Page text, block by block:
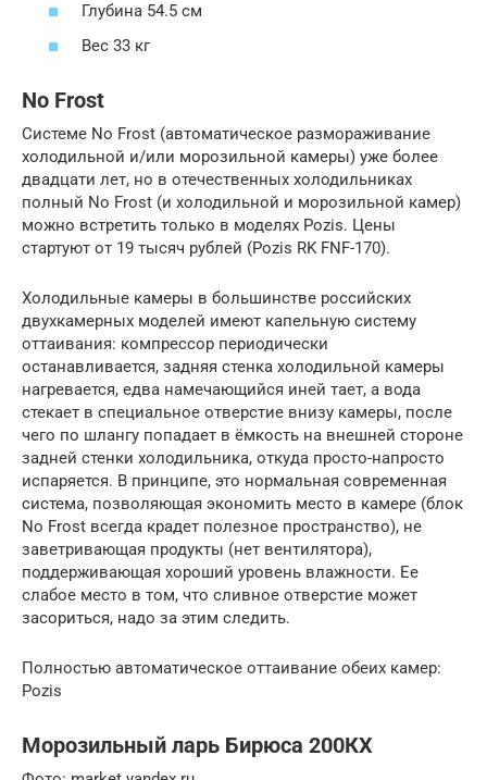
Глубина 54.5 см
Вес 33 кг
No Frost
Системе No Frost (автоматическое размораживание
холодильной и/или морозильной камеры) уже более
двадцати лет, но в отечественных холодильниках
полный No Frost (и холодильной и морозильной камер)
можно встретить только в моделях Pozis. Цены
стартуют от 19 тысяч рублей (Pozis RK FNF-170).
Холодильные камеры в большинстве российских
двухкамерных моделей имеют капельную систему
оттаивания: компрессор периодически
останавливается, задняя стенка холодильной камеры
нагревается, едва намечающийся иней тает, а вода
стекает в специальное отверстие внизу камеры, после
чего по шлангу попадает в ёмкость на внешней стороне
задней стенки холодильника, откуда просто-напросто
испаряется. В принципе, это нормальная современная
система, позволяющая экономить место в камере (блок
No Frost всегда крадет полезное пространство), не
заветривающая продукты (нет вентилятора),
поддерживающая хороший уровень влажности. Ее
слабое место в том, что сливное отверстие может
засориться, надо за этим следить.
Полностью автоматическое оттаивание обеих камер:
Pozis
Морозильный ларь Бирюса 200КХ